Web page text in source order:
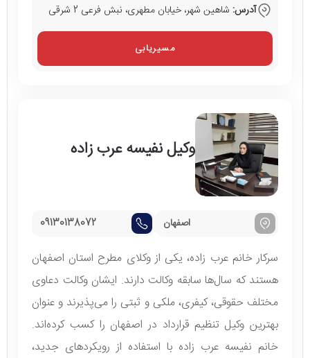
آدرس: شاهین شهر، خیابان مطهری، نبش فرعی 2 شرقی
مسیریابی
وکیل نفیسه عرب زاده
اصفهان 09130138072
سرکار خانم عرب زاده، یکی از وکلای مطرح استان اصفهان
هستند که سال‌ها سابقه وکالت دارند. ایشان وکالت دعاوی
مختلف حقوقی، کیفری، ملکی و ثبتی را می‌پذیرند و عنوان
بهترین وکیل تنظیم قرارداد در اصفهان را کسب کرده‌اند.
خانم نفیسه عرب زاده با استفاده از رویکردهای جدید،